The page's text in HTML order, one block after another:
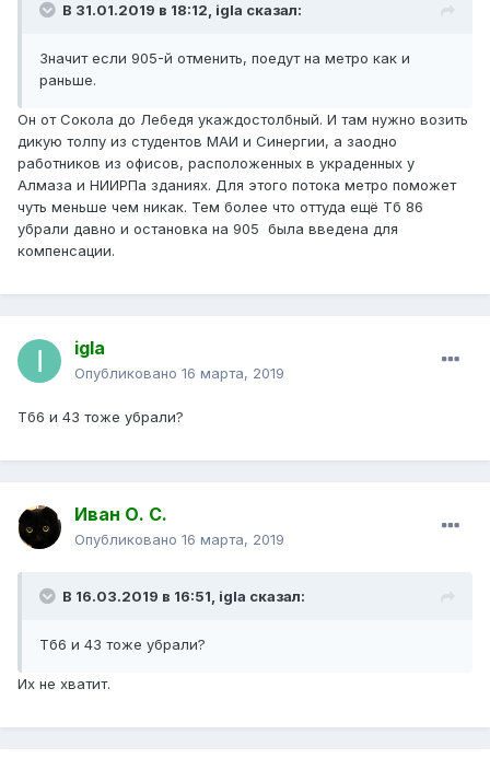
В 31.01.2019 в 18:12, igla сказал:
Значит если 905-й отменить, поедут на метро как и
раньше.
Он от Сокола до Лебедя укаждостолбный. И там нужно возить
дикую толпу из студентов МАИ и Синергии, а заодно
работников из офисов, расположенных в украденных у
Алмаза и НИИРПа зданиях. Для этого потока метро поможет
чуть меньше чем никак. Тем более что оттуда ещё Тб 86
убрали давно и остановка на 905 была введена для
компенсации.
igla
Опубликовано 16 марта, 2019
Тб6 и 43 тоже убрали?
Иван О. С.
Опубликовано 16 марта, 2019
В 16.03.2019 в 16:51, igla сказал:
Тб6 и 43 тоже убрали?
Их не хватит.